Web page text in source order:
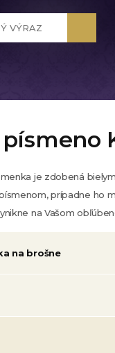
je zdobená
prípadne ho
na Vašom
na brošne